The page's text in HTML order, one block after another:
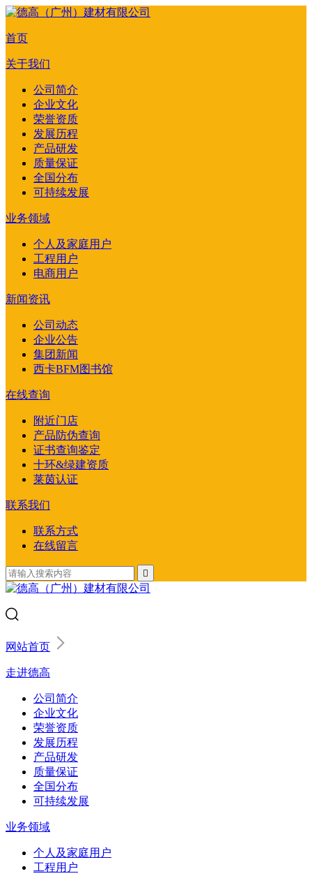
首页
关于我们
公司简介
企业文化
荣誉资质
发展历程
产品研发
质量保证
全国分布
可持续发展
业务领域
个人及家庭用户
工程用户
电商用户
新闻资讯
公司动态
企业公告
集团新闻
西卡BFM图书馆
在线查询
附近门店
产品防伪查询
证书查询鉴定
十环&绿建资质
莱茵认证
联系我们
联系方式
在线留言

网站首页
走进德高
公司简介
企业文化
荣誉资质
发展历程
产品研发
质量保证
全国分布
可持续发展
业务领域
个人及家庭用户
工程用户